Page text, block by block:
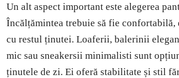
Un alt aspect important este alegerea
Încălțămintea trebuie să fie confortabilă,
cu restul ținutei. Loaferii, balerinii
mic sau sneakersii minimalisti sunt
ținutele de zi. Ei oferă stabilitate și stil